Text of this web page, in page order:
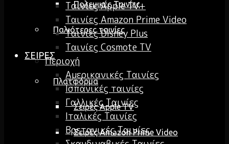
Πολεμικές Ταινίες
Παλιότερες ταινίες
ΣΕΙΡΕΣ
Πλατφόρμα
Σειρές Apple TV
Σειρές Amazon Prime Video
Ταινίες Apple TV+
Ταινίες Amazon Prime Video
Ταινίες Disney Plus
Ταινίες Cosmote TV
Περιοχή
Αμερικανικές Ταινίες
Ισπανικές ταινίες
Γαλλικές Ταινίες
Ιταλικές Ταινίες
Βρετανικές Ταινίες